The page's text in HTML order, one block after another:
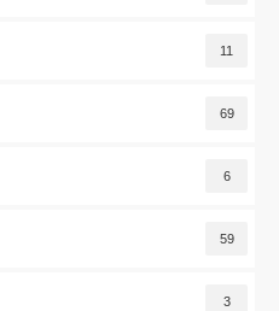
11
69
6
59
3